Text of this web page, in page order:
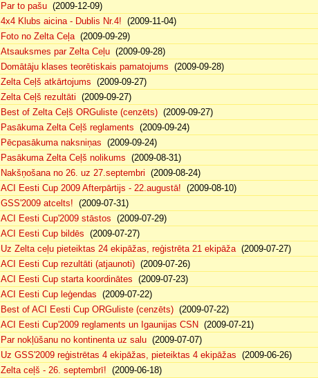
Par to pašu (2009-12-09)
4x4 Klubs aicina - Dublis Nr.4! (2009-11-04)
Foto no Zelta Ceļa(2009-09-29)
Atsauksmes par Zelta Ceļu (2009-09-28)
Domātāju klases teorētiskais pamatojums (2009-09-28)
Zelta Ceļš atkārtojums (2009-09-27)
Zelta Ceļš rezultāti (2009-09-27)
Best of Zelta Ceļš ORGuliste (cenzēts) (2009-09-27)
Pasākuma Zelta Ceļš reglaments (2009-09-24)
Pēcpasākuma naksniņas (2009-09-24)
Pasākuma Zelta Ceļš nolikums (2009-08-31)
Nakšņošana no 26. uz 27.septembri (2009-08-24)
ACI Eesti Cup 2009 Afterpārtijs - 22.augustā! (2009-08-10)
GSS'2009 atcelts! (2009-07-31)
ACI Eesti Cup'2009 stāstos (2009-07-29)
ACI Eesti Cup bildēs (2009-07-27)
Uz Zelta ceļu pieteiktas 24 ekipāžas, reģistrēta 21 ekipāža(2009-07-27)
ACI Eesti Cup rezultāti (atjaunoti) (2009-07-26)
ACI Eesti Cup starta koordinātes (2009-07-23)
ACI Eesti Cup leģendas (2009-07-22)
Best of ACI Eesti Cup ORGuliste (cenzēts) (2009-07-22)
ACI Eesti Cup'2009 reglaments un Igaunijas CSN (2009-07-21)
Par nokļūšanu no kontinenta uz salu (2009-07-07)
Uz GSS'2009 reģistrētas 4 ekipāžas, pieteiktas 4 ekipāžas (2009-06-26)
Zelta ceļš - 26. septembrī! (2009-06-18)